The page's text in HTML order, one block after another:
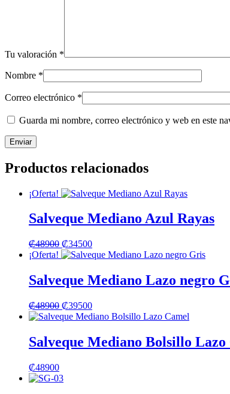
Tu valoración *
Nombre *
Correo electrónico *
Guarda mi nombre, correo electrónico y web en este
Productos relacionados
¡Oferta!
Salveque Mediano Azul Rayas
₡48900 El
precio
era:
₡48900.
₡34500El
precio
es:
₡34500.
¡Oferta!
Salveque Mediano Lazo negro
₡48900 El
precio
era:
₡48900.
₡39500El
precio
es:
₡39500.
Salveque Mediano Bolsillo Lazo
₡48900